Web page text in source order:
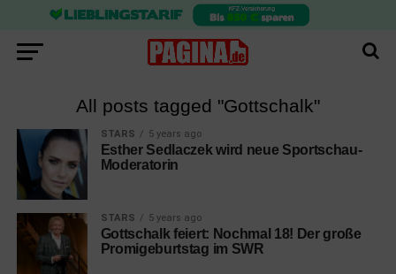
All posts tagged "Gottschalk"
STARS 5 years ago
Esther Sedlaczek wird neue Sportschau-
Moderatorin
STARS 5 years ago
Gottschalk feiert: Nochmal 18! Der große
Promigeburtstag im SWR